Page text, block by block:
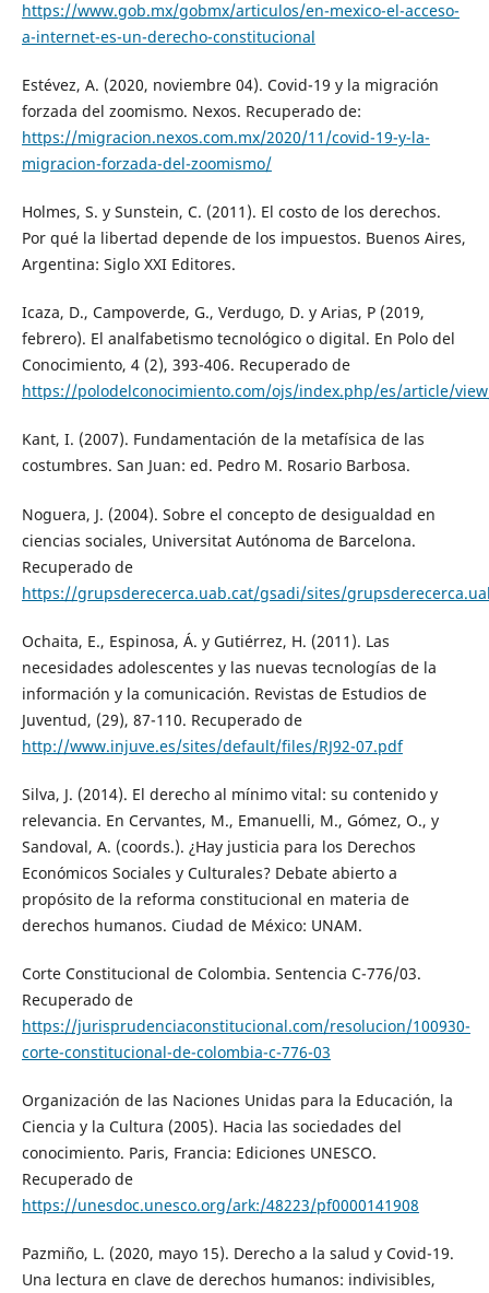
https://www.gob.mx/gobmx/articulos/en-mexico-el-acceso-
a-internet-es-un-derecho-constitucional
Estévez, A. (2020, noviembre 04). Covid-19 y la migración
forzada del zoomismo. Nexos. Recuperado de:
https://migracion.nexos.com.mx/2020/11/covid-19-y-la-
migracion-forzada-del-zoomismo/
Holmes, S. y Sunstein, C. (2011). El costo de los derechos.
Por qué la libertad depende de los impuestos. Buenos Aires,
Argentina: Siglo XXI Editores.
Icaza, D., Campoverde, G., Verdugo, D. y Arias, P (2019,
febrero). El analfabetismo tecnológico o digital. En Polo del
Conocimiento, 4 (2), 393-406. Recuperado de
https://polodelconocimiento.com/ojs/index.php/es/article/
Kant, I. (2007). Fundamentación de la metafísica de las
costumbres. San Juan: ed. Pedro M. Rosario Barbosa.
Noguera, J. (2004). Sobre el concepto de desigualdad en
ciencias sociales, Universitat Autónoma de Barcelona.
Recuperado de
https://grupsderecerca.uab.cat/gsadi/sites/
Ochaita, E., Espinosa, Á. y Gutiérrez, H. (2011). Las
necesidades adolescentes y las nuevas tecnologías de la
información y la comunicación. Revistas de Estudios de
Juventud, (29), 87-110. Recuperado de
http://www.injuve.es/sites/default/files/RJ92-07.pdf
Silva, J. (2014). El derecho al mínimo vital: su contenido y
relevancia. En Cervantes, M., Emanuelli, M., Gómez, O., y
Sandoval, A. (coords.). ¿Hay justicia para los Derechos
Económicos Sociales y Culturales? Debate abierto a
propósito de la reforma constitucional en materia de
derechos humanos. Ciudad de México: UNAM.
Corte Constitucional de Colombia. Sentencia C-776/03.
Recuperado de
https://jurisprudenciaconstitucional.com/resolucion/100930-
corte-constitucional-de-colombia-c-776-03
Organización de las Naciones Unidas para la Educación, la
Ciencia y la Cultura (2005). Hacia las sociedades del
conocimiento. Paris, Francia: Ediciones UNESCO.
Recuperado de
https://unesdoc.unesco.org/ark:/48223/pf0000141908
Pazmiño, L. (2020, mayo 15). Derecho a la salud y Covid-19.
Una lectura en clave de derechos humanos: indivisibles,